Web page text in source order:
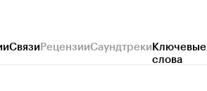
СвязиРецензииСаундтрекиКлючевые
слова